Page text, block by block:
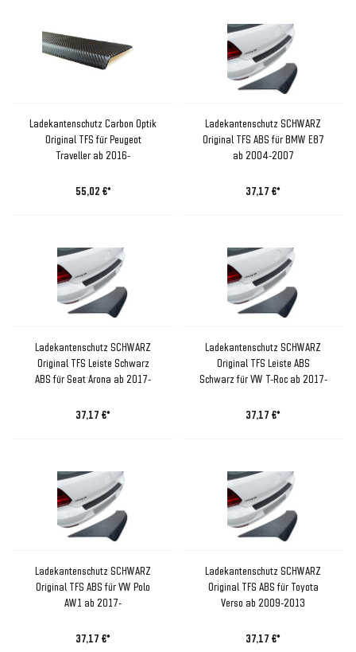
Ladekantenschutz Carbon Optik
Original TFS für Peugeot
Traveller ab 2016-
55,02 €*
Ladekantenschutz SCHWARZ
Original TFS ABS für BMW E87
ab 2004-2007
37,17 €*
Ladekantenschutz SCHWARZ
Original TFS Leiste Schwarz
ABS für Seat Arona ab 2017-
37,17 €*
Ladekantenschutz SCHWARZ
Original TFS Leiste ABS
Schwarz für VW T-Roc ab 2017-
37,17 €*
Ladekantenschutz SCHWARZ
Original TFS ABS für VW Polo
AW1 ab 2017-
37,17 €*
Ladekantenschutz SCHWARZ
Original TFS ABS für Toyota
Verso ab 2009-2013
37,17 €*